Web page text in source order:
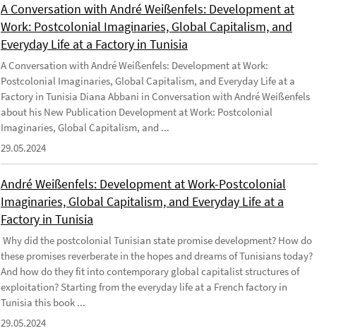
A Conversation with André Weißenfels: Development at
Work: Postcolonial Imaginaries, Global Capitalism, and
Everyday Life at a Factory in Tunisia
A Conversation with André Weißenfels: Development at Work:
Postcolonial Imaginaries, Global Capitalism, and Everyday Life at a
Factory in Tunisia Diana Abbani in Conversation with André Weißenfels
about his New Publication Development at Work: Postcolonial
Imaginaries, Global Capitalism, and ...
29.05.2024
André Weißenfels: Development at Work-Postcolonial
Imaginaries, Global Capitalism, and Everyday Life at a
Factory in Tunisia
Why did the postcolonial Tunisian state promise development? How do
these promises reverberate in the hopes and dreams of Tunisians today?
And how do they fit into contemporary global capitalist structures of
exploitation? Starting from the everyday life at a French factory in
Tunisia this book ...
29.05.2024